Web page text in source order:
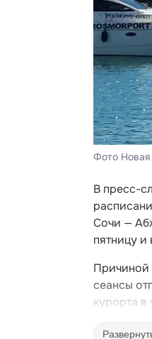
Фото Новая
В пресс-
Сочи —
пятницу и
Причиной
сеансы
курорта в